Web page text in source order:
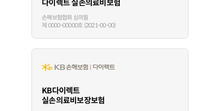
다이렉트 실손의료비보험
손해보험협회 심의필
제 0000-00000호 (2021-00-00)
KB다이렉트
실손의료비보장보험